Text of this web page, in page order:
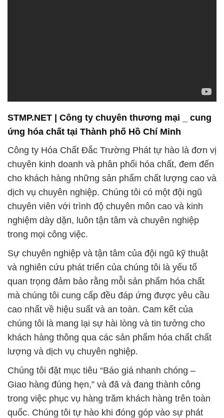
STMP.NET | Công ty chuyên thương mại _ cung
ứng hóa chất tại Thành phố Hồ Chí Minh
Công ty Hóa Chất Đắc Trường Phát tự hào là đơn vị
chuyên kinh doanh và phân phối hóa chất, đem đến
cho khách hàng những sản phẩm chất lượng cao và
dịch vụ chuyên nghiệp. Chúng tôi có một đội ngũ
chuyên viên với trình độ chuyên môn cao và kinh
nghiệm dày dặn, luôn tận tâm và chuyên nghiệp
trong mọi công việc.
Sự chuyên nghiệp và tận tâm của đội ngũ kỹ thuật
và nghiên cứu phát triển của chúng tôi là yếu tố
quan trọng đảm bảo rằng mỗi sản phẩm hóa chất
mà chúng tôi cung cấp đều đáp ứng được yêu cầu
cao nhất về hiệu suất và an toàn. Cam kết của
chúng tôi là mang lại sự hài lòng và tin tưởng cho
khách hàng thông qua các sản phẩm hóa chất chất
lượng và dịch vụ chuyên nghiệp.
Chúng tôi đặt mục tiêu “Báo giá nhanh chóng –
Giao hàng đúng hẹn,” và đã và đang thành công
trong việc phục vụ hàng trăm khách hàng trên toàn
quốc. Chúng tôi tự hào khi đóng góp vào sự phát